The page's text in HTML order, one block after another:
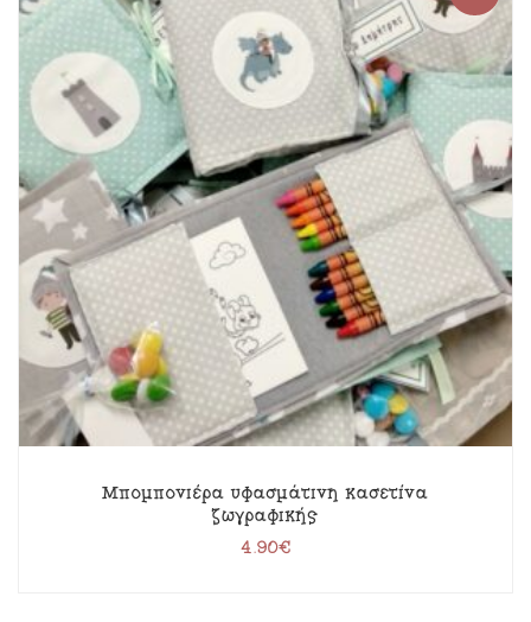
Μπομπονιέρα υφασμάτινη κασετίνα
ζωγραφικής
4.90€